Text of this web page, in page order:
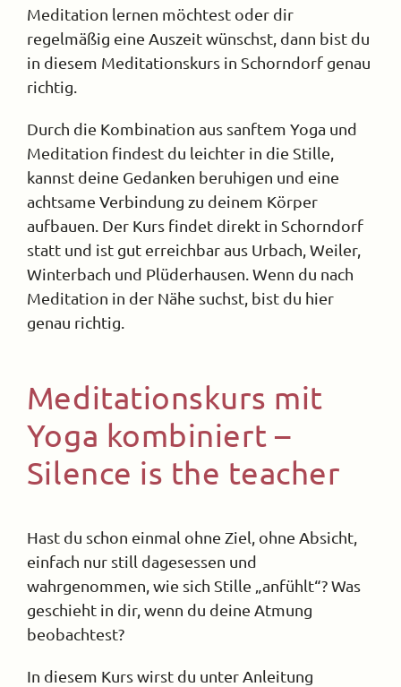
Meditation lernen möchtest oder dir
regelmäßig eine Auszeit wünschst, dann bist du
in diesem Meditationskurs in Schorndorf genau
richtig.
Durch die Kombination aus sanftem Yoga und
Meditation findest du leichter in die Stille,
kannst deine Gedanken beruhigen und eine
achtsame Verbindung zu deinem Körper
aufbauen. Der Kurs findet direkt in Schorndorf
statt und ist gut erreichbar aus Urbach, Weiler,
Winterbach und Plüderhausen. Wenn du nach
Meditation in der Nähe suchst, bist du hier
genau richtig.
Meditationskurs mit
Yoga kombiniert –
Silence is the teacher
Hast du schon einmal ohne Ziel, ohne Absicht,
einfach nur still dagesessen und
wahrgenommen, wie sich Stille „anfühlt“? Was
geschieht in dir, wenn du deine Atmung
beobachtest?
In diesem Kurs wirst du unter Anleitung